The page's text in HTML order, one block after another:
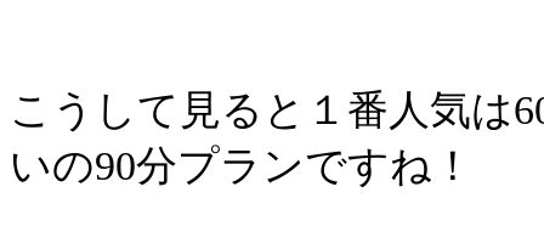
こうして見ると１番人気は
いの90分プランですね！